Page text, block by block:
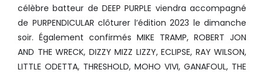
célèbre batteur de DEEP PURPLE viendra accompagné
de PURPENDICULAR clôturer l’édition 2023 le dimanche
soir. Également confirmés MIKE TRAMP, ROBERT JON
AND THE WRECK, DIZZY MIZZ LIZZY, ECLIPSE, RAY WILSON,
LITTLE ODETTA, THRESHOLD, MOHO VIVI, GANAFOUL, THE